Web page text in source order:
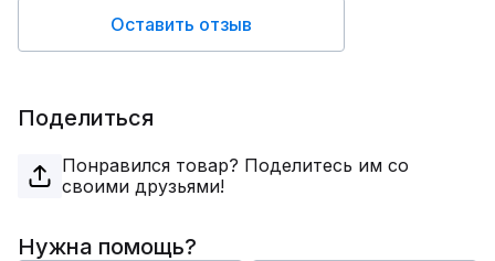
Оставить отзыв
Поделиться
Понравился товар? Поделитесь им со
своими друзьями!
Нужна помощь?